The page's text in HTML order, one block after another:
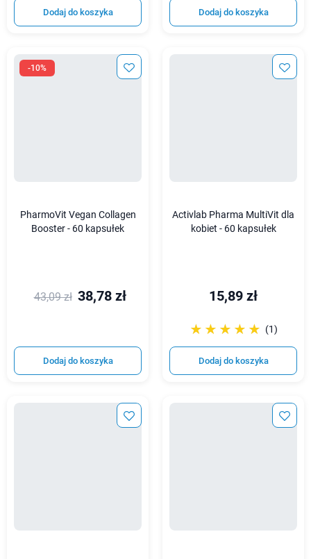
Dodaj do koszyka Dodaj do koszyka
-10%
PharmoVit Vegan Collagen
Booster - 60 kapsułek
43,09 zł 38,78 zł
Dodaj do koszyka
Activlab Pharma MultiVit dla
kobiet - 60 kapsułek
15,89 zł
☆☆☆☆☆
★★★★★ (1)
Dodaj do koszyka